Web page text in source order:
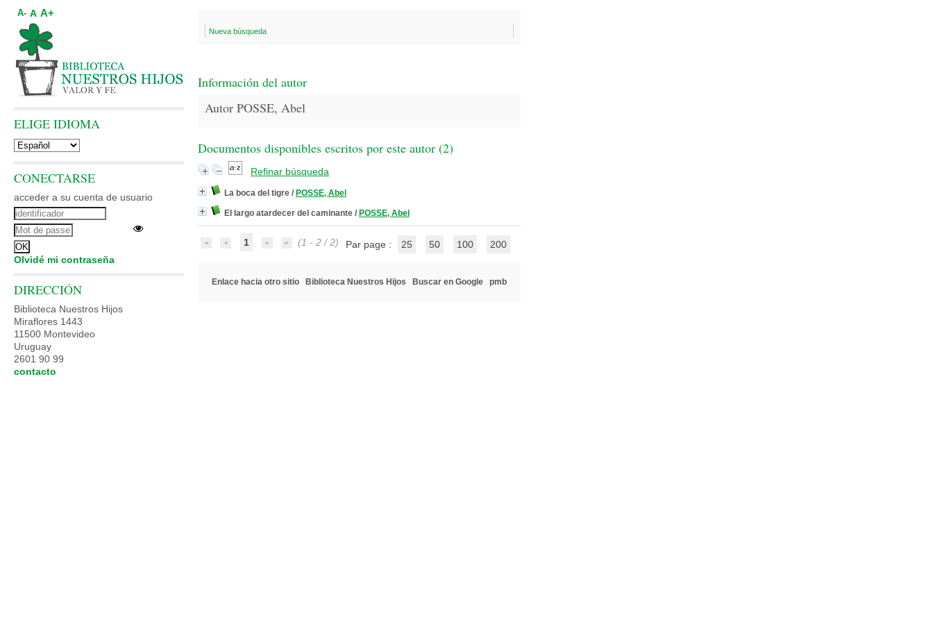
Nueva búsqueda
Información del autor
Autor POSSE, Abel
Documentos disponibles escritos por este autor (2)
Refinar búsqueda
La boca del tigre / POSSE, Abel
El largo atardecer del caminante / POSSE, Abel
1 (1 - 2 / 2) Par page : 25 50 100 200
Enlace hacia otro sitio Biblioteca Nuestros Hijos Buscar en Google pmb
A- A A+
ELIGE IDIOMA
CONECTARSE
acceder a su cuenta de usuario
Olvidé mi contraseña
DIRECCIÓN
Biblioteca Nuestros Hijos
Miraflores 1443
11500 Montevideo
Uruguay
2601 90 99
contacto